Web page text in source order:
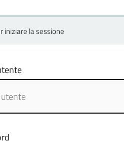
iniziare la sessione